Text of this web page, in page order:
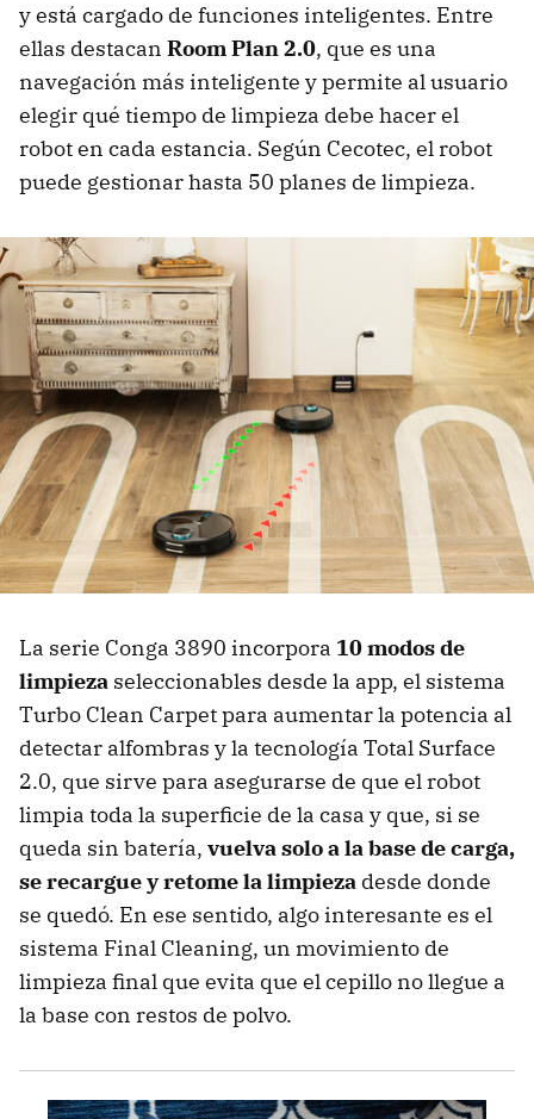
y está cargado de funciones inteligentes. Entre
ellas destacan Room Plan 2.0, que es una
navegación más inteligente y permite al usuario
elegir qué tiempo de limpieza debe hacer el
robot en cada estancia. Según Cecotec, el robot
puede gestionar hasta 50 planes de limpieza.
La serie Conga 3890 incorpora 10 modos de
limpieza seleccionables desde la app, el sistema
Turbo Clean Carpet para aumentar la potencia al
detectar alfombras y la tecnología Total Surface
2.0, que sirve para asegurarse de que el robot
limpia toda la superficie de la casa y que, si se
queda sin batería, vuelva solo a la base de carga,
se recargue y retome la limpieza desde donde
se quedó. En ese sentido, algo interesante es el
sistema Final Cleaning, un movimiento de
limpieza final que evita que el cepillo no llegue a
la base con restos de polvo.